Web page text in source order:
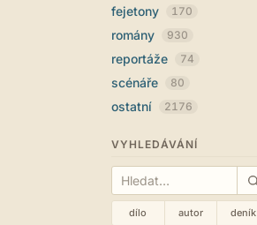
fejetony 170
romány 930
reportáže 74
scénáře 80
ostatní 2176
VYHLEDÁVÁNÍ
dílo autor deník